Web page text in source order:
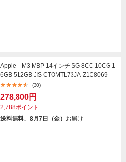
Apple M3 MBP 14インチ SG 8CC 10CG 1
6GB 512GB JIS CTOMTL73JA-Z1C8069
(30)
278,800円
2,788ポイント
送料無料、8月7日（金） お届け